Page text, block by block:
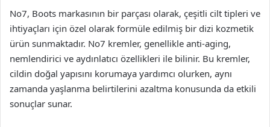
No7, Boots markasının bir parçası olarak, çeşitli cilt tipleri ve
ihtiyaçları için özel olarak formüle edilmiş bir dizi kozmetik
ürün sunmaktadır. No7 kremler, genellikle anti-aging,
nemlendirici ve aydınlatıcı özellikleri ile bilinir. Bu kremler,
cildin doğal yapısını korumaya yardımcı olurken, aynı
zamanda yaşlanma belirtilerini azaltma konusunda da etkili
sonuçlar sunar.